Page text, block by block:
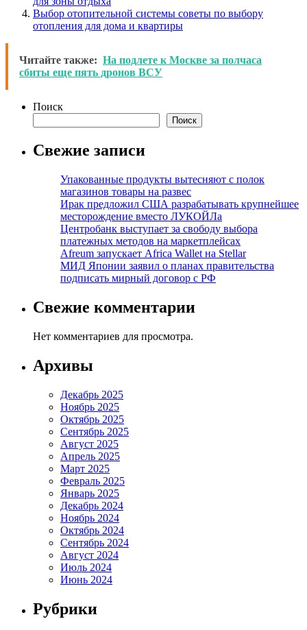
Выбор отопительной системы советы по выбору
отопления для дома и квартиры
Читайте также: На подлете к Москве за полчаса
сбиты еще пять дронов ВСУ
Поиск
Поиск
Свежие записи
Упакованные продукты вытесняют с полок
магазинов товары на развес
Ирак предложил США разрабатывать крупнейшее
месторождение вместо ЛУКОЙЛа
Центробанк выступает за свободу выбора
платежных методов на маркетплейсах
Afreum запускает Africa Wallet на Stellar
МИД Японии заявил о планах правительства
подписать мирный договор с РФ
Свежие комментарии
Нет комментариев для просмотра.
Архивы
Декабрь 2025
Ноябрь 2025
Октябрь 2025
Сентябрь 2025
Август 2025
Апрель 2025
Март 2025
Февраль 2025
Январь 2025
Декабрь 2024
Ноябрь 2024
Октябрь 2024
Сентябрь 2024
Август 2024
Июль 2024
Июнь 2024
Рубрики